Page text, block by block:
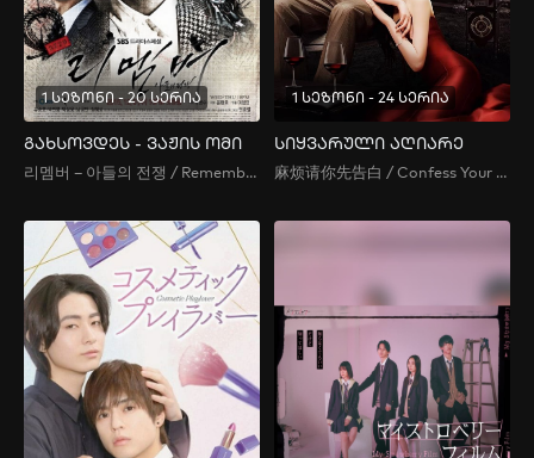
1 სეზონი - 20 სერია
გახსოვდეს - ვაჟის ომი
리멤버 – 아들의 전쟁 / Remember: War of the Son
1 სეზონი - 24 სერია
სიყვარული აღიარე
麻烦请你先告白 / Confess Your Love / Ma Fan Qing Ni Xian Gao Bai / გთხოვ, ჯერ სიყვარული აღიარე